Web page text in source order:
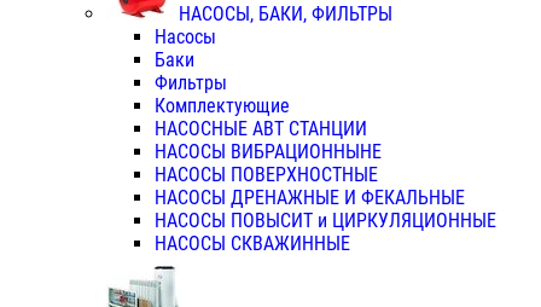
НАСОСЫ, БАКИ, ФИЛЬТРЫ
Насосы
Баки
Фильтры
Комплектующие
НАСОСНЫЕ АВТ СТАНЦИИ
НАСОСЫ ВИБРАЦИОННЫНЕ
НАСОСЫ ПОВЕРХНОСТНЫЕ
НАСОСЫ ДРЕНАЖНЫЕ И ФЕКАЛЬНЫЕ
НАСОСЫ ПОВЫСИТ и ЦИРКУЛЯЦИОННЫЕ
НАСОСЫ СКВАЖИННЫЕ